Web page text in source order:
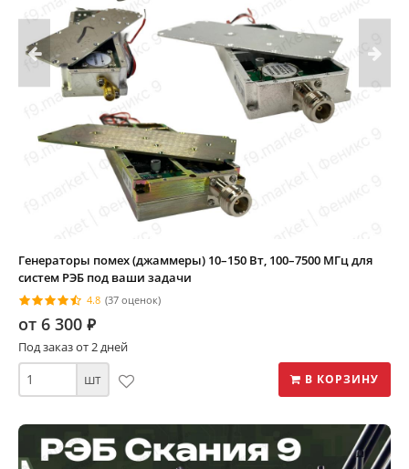
Генераторы помех (джаммеры) 10–150 Вт, 100–7500 МГц для
систем РЭБ под ваши задачи
4.8 (37 оценок)
от 6 300 ⃏
Под заказ от 2 дней
шт В КОРЗИНУ